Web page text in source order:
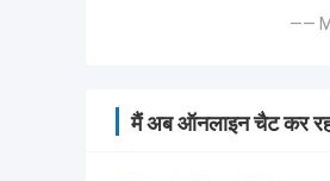
——
मैं अब ऑनलाइन चैट कर